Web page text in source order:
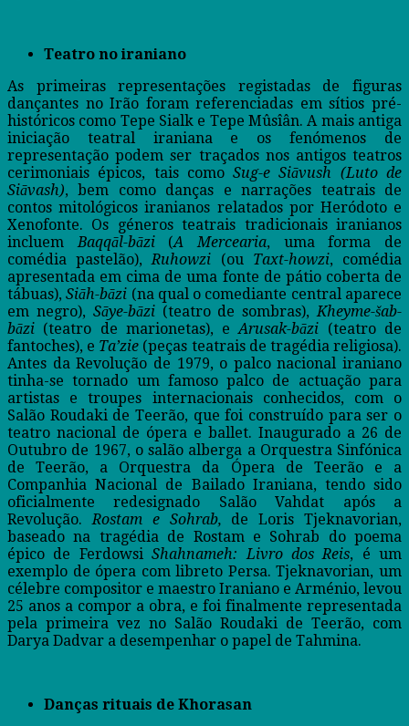
Teatro no iraniano
As primeiras representações registadas de figuras
dançantes no Irão foram referenciadas em sítios pré-
históricos como Tepe Sialk e Tepe Mûsîân. A mais antiga
iniciação teatral iraniana e os fenómenos de
representação podem ser traçados nos antigos teatros
cerimoniais épicos, tais comoSug-e Siāvush (Luto de
Siāvash), bem como danças e narrações teatrais de
contos mitológicos iranianos relatados por Heródoto e
Xenofonte. Os géneros teatrais tradicionais iranianos
incluemBaqqāl-bāzi(A Mercearia, uma forma de
comédia pastelão),Ruhowzi (ou Taxt-howzi, comédia
apresentada em cima de uma fonte de pátio coberta de
tábuas),Siāh-bāzi (na qual o comediante central aparece
em negro), Sāye-bāzi(teatro de sombras),Kheyme-šab-
bāzi (teatro de marionetas), eArusak-bāzi (teatro de
fantoches), e Ta’zie (peças teatrais de tragédia religiosa).
Antes da Revolução de 1979, o palco nacional iraniano
tinha-se tornado um famoso palco de actuação para
artistas e troupes internacionais conhecidos, com o
Salão Roudaki de Teerão, que foi construído para ser o
teatro nacional de ópera e ballet. Inaugurado a 26 de
Outubro de 1967, o salão alberga a Orquestra Sinfónica
de Teerão, a Orquestra da Ópera de Teerão e a
Companhia Nacional de Bailado Iraniana, tendo sido
oficialmente redesignado Salão Vahdat após a
Revolução.Rostam e Sohrab, de Loris Tjeknavorian,
baseado na tragédia de Rostam e Sohrab do poema
épico de FerdowsiShahnameh: Livro dos Reis, é um
exemplo de ópera com libreto Persa. Tjeknavorian, um
célebre compositor e maestro Iraniano e Arménio, levou
25 anos a compor a obra, e foi finalmente representada
pela primeira vez no Salão Roudaki de Teerão, com
Darya Dadvar a desempenhar o papel de Tahmina.
Danças rituais de Khorasan